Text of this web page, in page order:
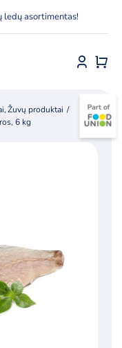
ledų asortimentas!
Žuvų produktai
6 kg